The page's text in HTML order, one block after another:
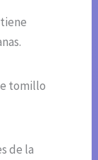
tomillo
de la